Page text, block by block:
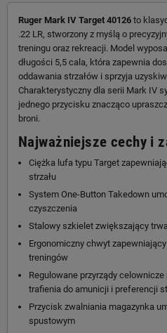
Ruger Mark IV Target 40126 to
.22 LR, stworzony z myślą o
treningu oraz rekreacji. Model
długości 5,5 cala, która zapewnia
oddawania strzałów i sprzyja
Charakterystyczny dla serii Mark IV
jednego przycisku znacząco
broni.
Najważniejsze cechy i
Ciężka lufa typu Target
strzału
System One-Button Takedown
czyszczenia
Stalowy szkielet zwiększający
Ergonomiczny chwyt
treningów
Regulowane przyrządy
trafienia do amunicji i preferencji
Przycisk zwalniania magazynka
spustowym